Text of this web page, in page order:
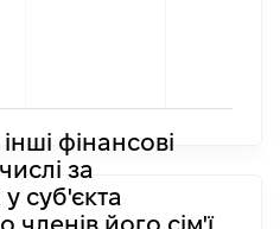
інші фінансові
за
суб'єкта
його сім'ї